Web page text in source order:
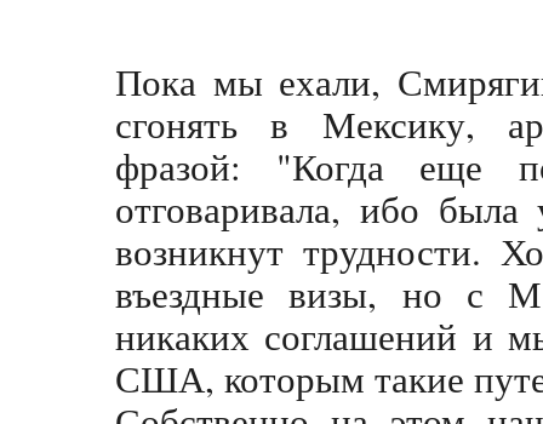
Пока мы ехали,
сгонять в Мексику,
фразой: "Когда еще
отговаривала, ибо
возникнут трудности.
въездные визы, но с
никаких соглашений и
США, которым такие